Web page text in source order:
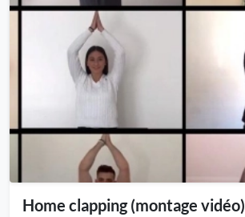
Home clapping (montage vidéo)